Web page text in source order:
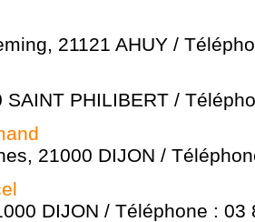
21121 AHUY /
SAINT PHILIBERT /
21000 DIJON /
DIJON / Téléphone : 03